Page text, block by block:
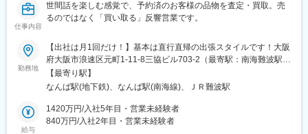
仕事内容
世間話を楽しむ感覚で、予約済のお客様の品物を査定・買取。売
るのではなく「買い取る」反響営業です。
勤務地
【出社は月1回だけ！】基本は直行直帰の出張スタイルです！大阪
府大阪市浪速区元町1-11-8三協ビル703-2（最寄駅：南海難波駅）
★毎日のオフィス出社は不要です！当社の支店は大阪にしかあり
ませんが、オフィスに出社するのは「月に1回のミーティング時」
先での勤務となります。全国のお客様先へ出張となります。毎日
同じ場所に通うルーティンワークとは違い、出張先でご当地の美
【最寄り駅】
なんば駅(地下鉄)、なんば駅(南海線)、ＪＲ難波駅
給与
1420万円/入社5年目・営業未経験者
840万円/入社2年目・営業未経験者